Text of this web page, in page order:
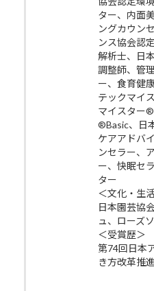
ター、内面
ングカウン
ンス協会認
解析士、日
調整師、管
ー、食育健
テックマイ
マイスター
®Basic、日
ケアアドバ
ンセラー、
ー、快眠セ
ター
＜文化・生
日本園芸協
ュ、ローズ
＜受賞歴＞
第74回日本
き方改革推